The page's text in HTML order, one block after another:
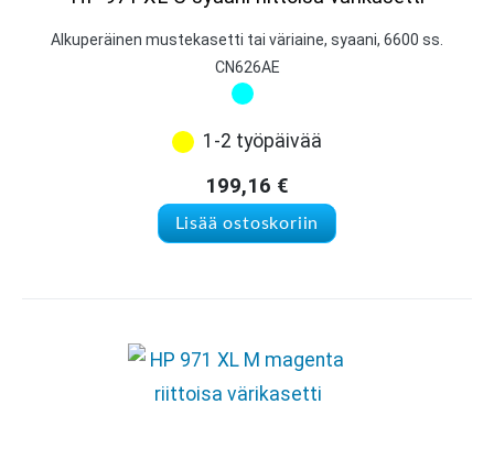
Alkuperäinen mustekasetti tai väriaine, syaani, 6600 ss.
CN626AE
1-2 työpäivää
199,16 €
Lisää ostoskoriin